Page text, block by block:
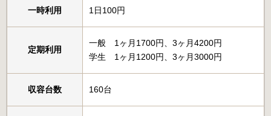
一時利用 1日100円
定期利用
一般 1ヶ月1700円、3ヶ月4200円
学生 1ヶ月1200円、3ヶ月3000円
収容台数 160台